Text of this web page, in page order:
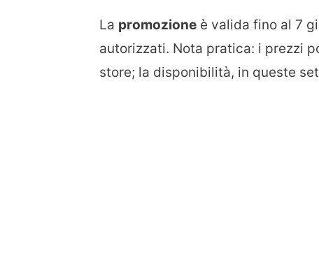
La promozione è valida fino al 7
autorizzati. Nota pratica: i prezzi
store; la disponibilità, in queste